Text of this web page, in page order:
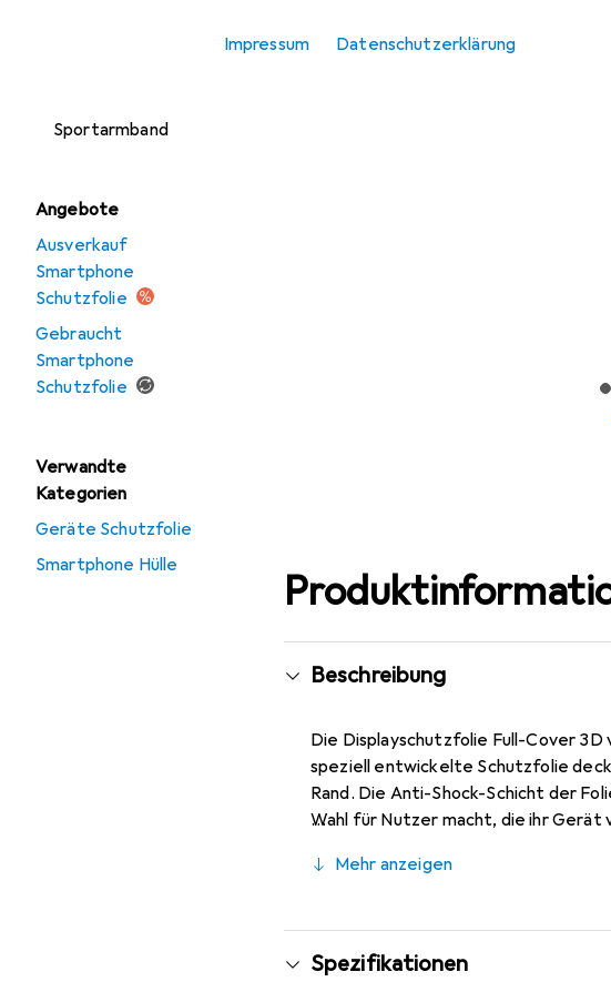
Impressum Datenschutzerklärung
Sportarmband
Angebote
Ausverkauf
Smartphone
Schutzfolie
Gebraucht
Smartphone
Schutzfolie
Verwandte
Kategorien
Geräte Schutzfolie
Smartphone Hülle
Beschreibung
Die Displayschutzfolie Full-Cover
speziell entwickelte Schutzfolie
Rand. Die Anti-Shock-Schicht der
Wahl für Nutzer macht, die ihr Gerät
innovative Haftung ermöglicht eine
unterstreicht. - Vollflächiger Schutz
Bruchrisikos - Kompatibel mit In-
10 Jahre Hersteller-Garantie aus
Mehr anzeigen
Spezifikationen